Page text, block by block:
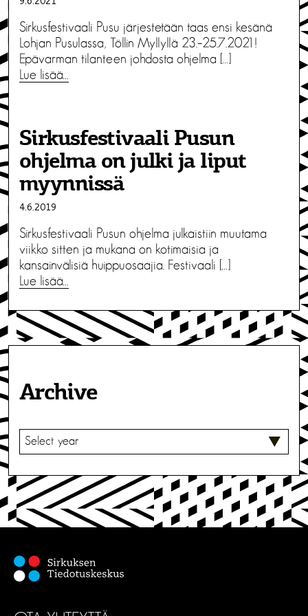
Sirkusfestivaali Pusu järjestetään taas ensi kesänä
Lohjan Pusulassa, Töllin Myllyllä 23.–25.7.2021!
Epävarman tilanteen johdosta ohjelma […]
Lue lisää…
Sirkusfestivaali Pusun
ohjelma on julki ja liput
myynnissä
4.6.2019
Sirkusfestivaali Pusun ohjelma julkaistiin muutama
viikko sitten ja mukana on kotimaisia ja
kansainvälisiä huippuosaajia. Festivaali […]
Lue lisää…
Archive
V
I
T
S
E